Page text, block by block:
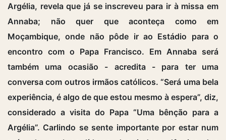
Argélia, revela que já se inscreveu para ir à missa em
Annaba; não quer que aconteça como em
Moçambique, onde não pôde ir ao Estádio para o
encontro com o Papa Francisco. Em Annaba será
também uma ocasião - acredita - para ter uma
conversa com outros irmãos católicos. “Será uma bela
experiência, é algo de que estou mesmo à espera”, diz,
considerado a visita do Papa “Uma bênção para a
Argélia”. Carlindo se sente importante por estar num